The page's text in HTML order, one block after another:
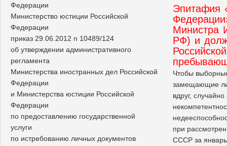
Федерации
Министерство юстиции Российской
Федерации
приказ 29.06.2012 n 10489/124
об утверждении административного
регламента
Министерства иностранных дел Российской
Федерации
и Министерства юстиции Российской
Федерации
по предоставлению государственной
услуги
по истребованию личных документов
Эпитафия
Министра
РФ) и
Чтобы
замещающие
вдруг,
при
СССР за